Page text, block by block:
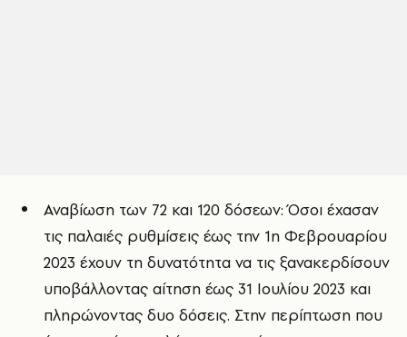
Αναβίωση των 72 και 120 δόσεων: Όσοι έχασαν
τις παλαιές ρυθμίσεις έως την 1η Φεβρουαρίου
2023 έχουν τη δυνατότητα να τις ξανακερδίσουν
υποβάλλοντας αίτηση έως 31 Ιουλίου 2023 και
πληρώνοντας δυο δόσεις. Στην περίπτωση που